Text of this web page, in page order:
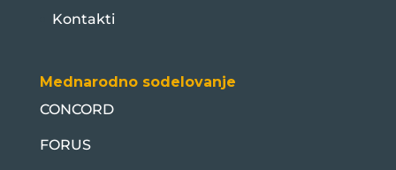
Kontakti
Mednarodno sodelovanje
CONCORD
FORUS